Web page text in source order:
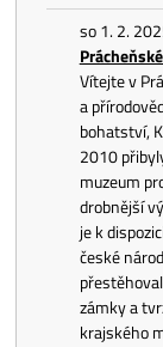
so 1. 2.
Vítejte v
a
bohatství,
2010
muzeum
drobnější
je k
české
zámky a
krajského